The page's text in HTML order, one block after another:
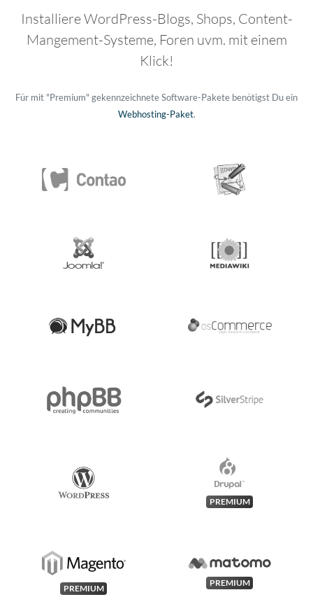
Installiere WordPress-Blogs, Shops, Content-
Mangement-Systeme, Foren uvm. mit einem
Klick!
Für mit "Premium" gekennzeichnete Software-Pakete benötigst Du ein
Webhosting-Paket.
PREMIUM
PREMIUM
PREMIUM